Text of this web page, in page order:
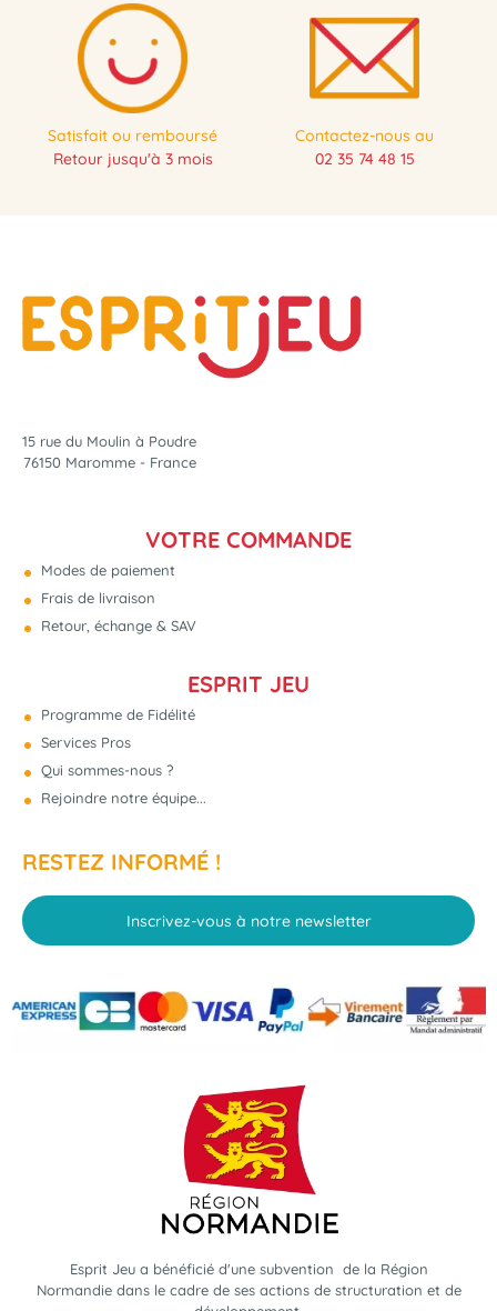
Satisfait ou remboursé
Retour jusqu'à 3 mois
Contactez-nous au
02 35 74 48 15
15 rue du Moulin à Poudre
76150 Maromme - France
VOTRE COMMANDE
Modes de paiement
Frais de livraison
Retour, échange & SAV
ESPRIT JEU
Programme de Fidélité
Services Pros
Qui sommes-nous ?
Rejoindre notre équipe...
RESTEZ INFORMÉ !
Inscrivez-vous à notre newsletter
Esprit Jeu a bénéficié d'une subvention de la Région
Normandie dans le cadre de ses actions de structuration et de